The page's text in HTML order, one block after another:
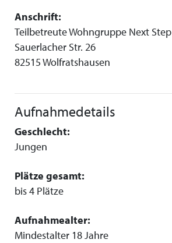
Anschrift:
Teilbetreute Wohngruppe Next Step
Sauerlacher Str. 26
82515 Wolfratshausen
Aufnahmedetails
Geschlecht:
Jungen
Plätze gesamt:
bis 4 Plätze
Aufnahmealter:
Mindestalter 18 Jahre